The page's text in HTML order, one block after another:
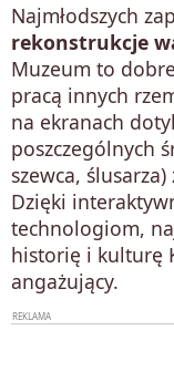
Najmłodszych
rekonstrukcje
Muzeum to
pracą innych
na ekranach
poszczególnych
szewca,
Dzięki
technologiom,
historię i kulturę
angażujący.